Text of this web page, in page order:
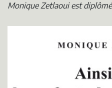
Monique Zetlaoui est